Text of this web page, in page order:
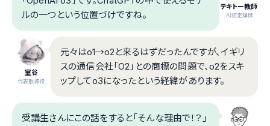
テキトー教師
.AI認定講師
ルの一つという位置づけですね。
室谷
代表取締役
元々はo1→o2と来るはずだったんですが、イギリ
スの通信会社「O2」との商標の問題で、o2をスキ
ップしてo3になったという経緯があります。
受講生さんにこの話をすると「そんな理由で！？」